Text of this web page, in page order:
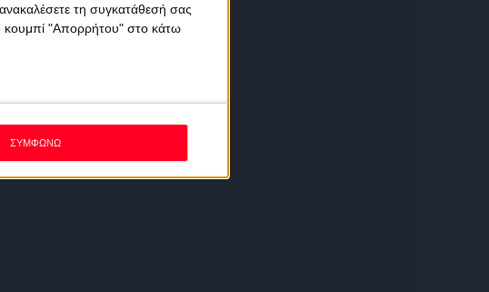
τη συγκατάθεσή σας
κουμπί "Απορρήτου" στο κάτω
ΣΥΜΦΩΝΩ